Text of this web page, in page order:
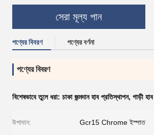
সেরা মূল্য পান
পণ্যের বিবরণ পণ্যের বর্ণনা
পণ্যের বিবরণ
বিশেষভাবে তুলে ধরা: চাকা জন্মদান হাব প্রতিস্থাপন, গাড়ী
উপাদান: Gcr15 Chrome ইস্পাত